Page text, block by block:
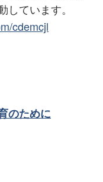
ています。
cdemcjl
のために